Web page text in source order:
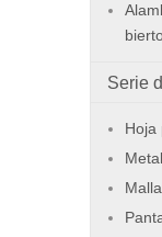
Serie
Hoja